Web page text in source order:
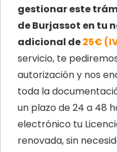
gestionar este
de Burjassot en tu
adicional de25€
servicio, te
autorización y nos
toda la
un plazo de 24 a 48
electrónico tu
renovada, sin